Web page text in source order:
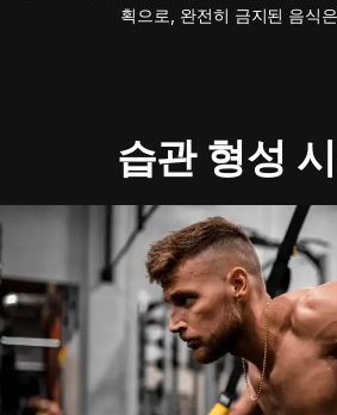
획으로, 완전히 금지된 음식
습관 형성